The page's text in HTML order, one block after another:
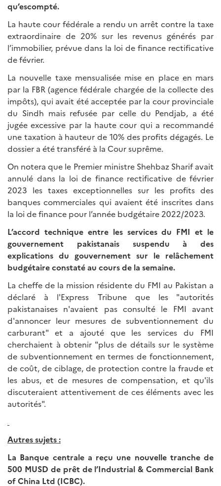
qu’escompté.
La haute cour fédérale a rendu un arrêt contre la taxe
extraordinaire de 20% sur les revenus générés par
l’immobilier, prévue dans la loi de finance rectificative
de février.
La nouvelle taxe mensualisée mise en place en mars
par la FBR (agence fédérale chargée de la collecte des
impôts), qui avait été acceptée par la cour provinciale
du Sindh mais refusée par celle du Pendjab, a été
jugée excessive par la haute cour qui a recommandé
une taxation à hauteur de 10% des profits dégagés. Le
dossier a été transféré à la Cour suprême.
On notera que le Premier ministre Shehbaz Sharif avait
annulé dans la loi de finance rectificative de février
2023 les taxes exceptionnelles sur les profits des
banques commerciales qui avaient été inscrites dans
la loi de finance pour l’année budgétaire 2022/2023.
L’accord technique entre les services du FMI et le
gouvernement pakistanais suspendu à des
explications du gouvernement sur le relâchement
budgétaire constaté au cours de la semaine.
La cheffe de la mission résidente du FMI au Pakistan a
déclaré à l'Express Tribune que les "autorités
pakistanaises n'avaient pas consulté le FMI avant
d'annoncer leur mesures de subventionnement du
carburant" et a ajouté que les services du FMI
cherchaient à obtenir "plus de détails sur le système
de subventionnement en termes de fonctionnement,
de coût, de ciblage, de protection contre la fraude et
les abus, et de mesures de compensation, et qu'ils
discuteraient attentivement de ces éléments avec les
autorités".
Autres sujets :
La Banque centrale a reçu une nouvelle tranche de
500 MUSD de prêt de l’Industrial & Commercial Bank
of China Ltd (ICBC).